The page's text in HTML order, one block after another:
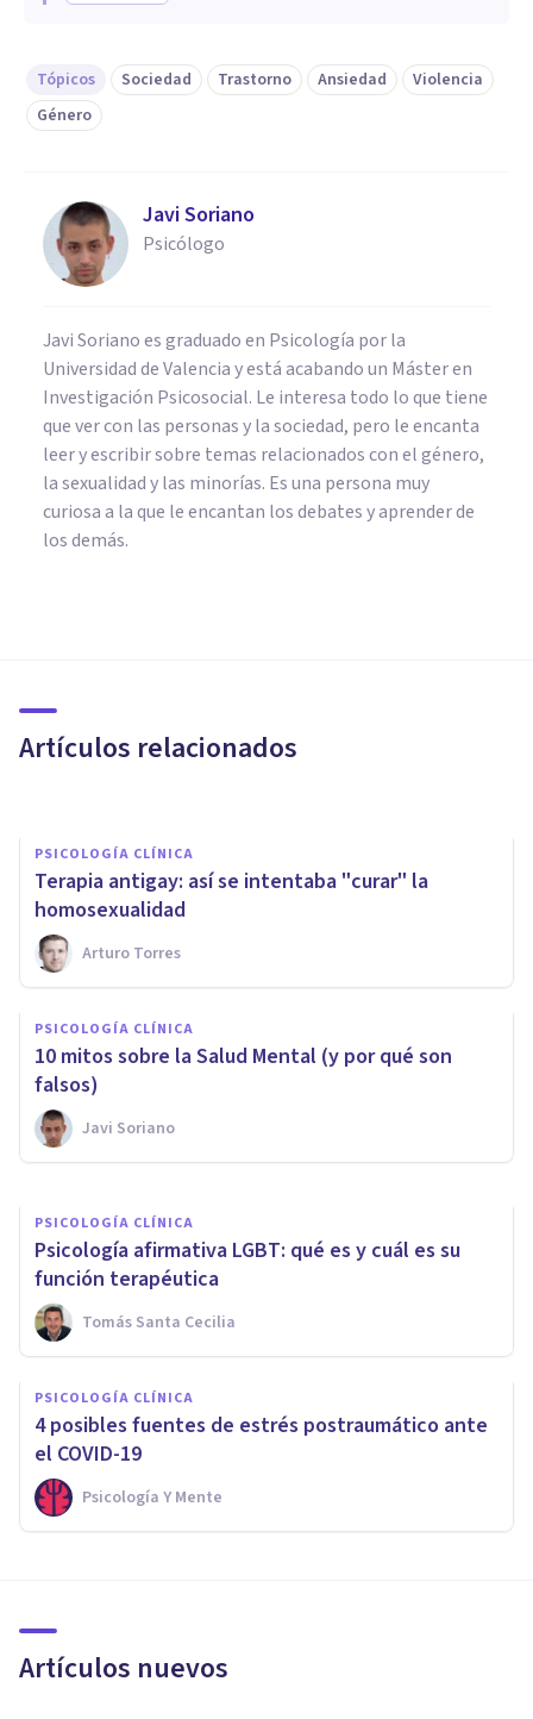
Tópicos Sociedad Trastorno Ansiedad
Violencia
Género
Javi Soriano
Psicólogo
Javi Soriano es graduado en Psicología por la
Universidad de Valencia y está acabando un Máster en
Investigación Psicosocial. Le interesa todo lo que tiene
que ver con las personas y la sociedad, pero le encanta
leer y escribir sobre temas relacionados con el género,
la sexualidad y las minorías. Es una persona muy
curiosa a la que le encantan los debates y aprender de
los demás.
Artículos relacionados
Violencia de Género
PSICOLOGÍA CLÍNICA
Terapia antigay: así se intentaba "curar" la
homosexualidad
Arturo Torres
PSICOLOGÍA CLÍNICA
10 mitos sobre la Salud Mental (y por qué son
falsos)
Javi Soriano
PSICOLOGÍA CLÍNICA
¿Qué es el estrés minoritario
en personas de la comunidad
LGTBIQ+?
Kasen Lee
PSICOLOGÍA CLÍNICA
Psicología afirmativa LGBT: qué es y cuál es su
función terapéutica
Tomás Santa Cecilia
PSICOLOGÍA CLÍNICA
4 posibles fuentes de estrés postraumático ante
el COVID-19
Psicología Y Mente
Artículos nuevos